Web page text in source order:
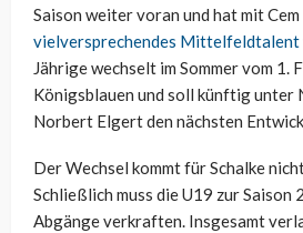
Saison weiter voran und hat mit Cem
vielversprechendes
Jährige wechselt im Sommer vom 1.
Königsblauen und soll künftig unter
Norbert Elgert den nächsten
Der Wechsel kommt für Schalke
Schließlich muss die U19 zur
Abgänge verkraften. Insgesamt